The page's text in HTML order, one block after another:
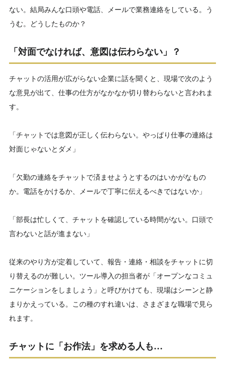
ない。結局みんな口頭や電話、メールで業務連絡をしている。う
うむ。どうしたものか？
「対面でなければ、意図は伝わらない」？
チャットの活用が広がらない企業に話を聞くと、現場で次のよう
な意見が出て、仕事の仕方がなかなか切り替わらないと言われま
す。
「チャットでは意図が正しく伝わらない。やっぱり仕事の連絡は
対面じゃないとダメ」
「欠勤の連絡をチャットで済ませようとするのはいかがなもの
か。電話をかけるか、メールで丁寧に伝えるべきではないか」
「部長は忙しくて、チャットを確認している時間がない。口頭で
言わないと話が進まない」
従来のやり方が定着していて、報告・連絡・相談をチャットに切
り替えるのが難しい。ツール導入の担当者が「オープンなコミュ
ニケーションをしましょう」と呼びかけても、現場はシーンと静
まりかえっている。この種のすれ違いは、さまざまな職場で見ら
れます。
チャットに「お作法」を求める人も…